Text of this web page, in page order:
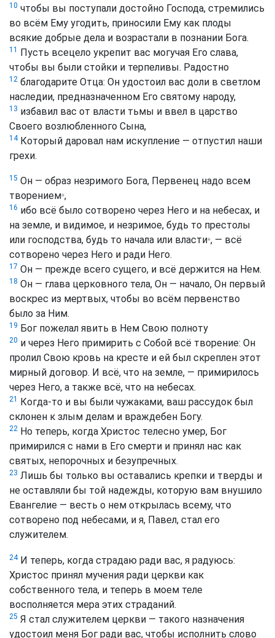
10 чтобы вы поступали достойно Господа, стремились
во всём Ему угодить, приносили Ему как плоды
всякие добрые дела и возрастали в познании Бога.
11 Пусть всецело укрепит вас могучая Его слава,
чтобы вы были стойки и терпеливы. Радостно
12 благодарите Отца: Он удостоил вас доли в светлом
наследии, предназначенном Его святому народу,
13 избавил вас от власти тьмы и ввел в царство
Своего возлюбленного Сына,
14Который даровал нам искупление — отпустил наши
грехи.
15 Он — образ незримого Бога, Первенец надо всем
творением*,
16 ибо всё было сотворено через Него и на небесах, и
на земле, и видимое, и незримое, будь то престолы
или господства, будь то начала или власти*, — всё
сотворено через Него и ради Него.
17 Он — прежде всего сущего, и всё держится на Нем.
18 Он — глава церковного тела, Он — начало, Он первый
воскрес из мертвых, чтобы во всём первенство
было за Ним.
19 Бог пожелал явить в Нем Свою полноту
20 и через Него примирить с Собой всё творение: Он
пролил Свою кровь на кресте и ей был скреплен этот
мирный договор. И всё, что на земле, — примирилось
через Него, а также всё, что на небесах.
21 Когда-то и вы были чужаками, ваш рассудок был
склонен к злым делам и враждебен Богу.
22 Но теперь, когда Христос телесно умер, Бог
примирился с нами в Его смерти и принял нас как
святых, непорочных и безупречных.
23 Лишь бы только вы оставались крепки и тверды и
не оставляли бы той надежды, которую вам внушило
Евангелие — весть о нем открылась всему, что
сотворено под небесами, и я, Павел, стал его
служителем.
24И теперь, когда страдаю ради вас, я радуюсь:
Христос принял мучения ради церкви как
собственного тела, и теперь в моем теле
восполняется мера этих страданий.
25 Я стал служителем церкви — такого назначения
удостоил меня Бог ради вас, чтобы исполнить слово